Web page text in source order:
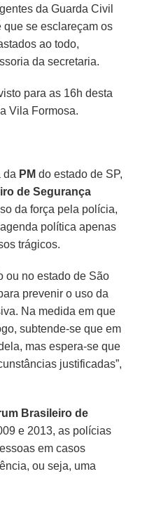
da Guarda Civil
que se esclareçam os
ao todo,
da secretaria.
para as 16h desta
Vila Formosa.
da PM do estado de SP,
de Segurança
da força pela polícia,
política apenas
trágicos.
ou no estado de São
prevenir o uso da
Na medida em que
subtende-se que em
mas espera-se que
justificadas”,
Brasileiro de
e 2013, as polícias
em casos
ou seja, uma